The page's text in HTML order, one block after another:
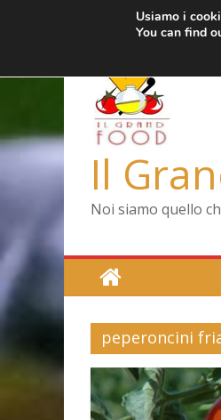
martedì, Agosto 4,
Il
Noi siamo quello
peperoncini
Usiamo i
You can find